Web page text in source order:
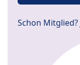
Schon Mitglied?